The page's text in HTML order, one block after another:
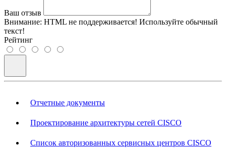
Ваш отзыв
Внимание: HTML не поддерживается! Используйте обычный
текст!
Рейтинг
Отчетные документы
Проектирование архитектуры сетей CISCO
Список авторизованных сервисных центров CISCO